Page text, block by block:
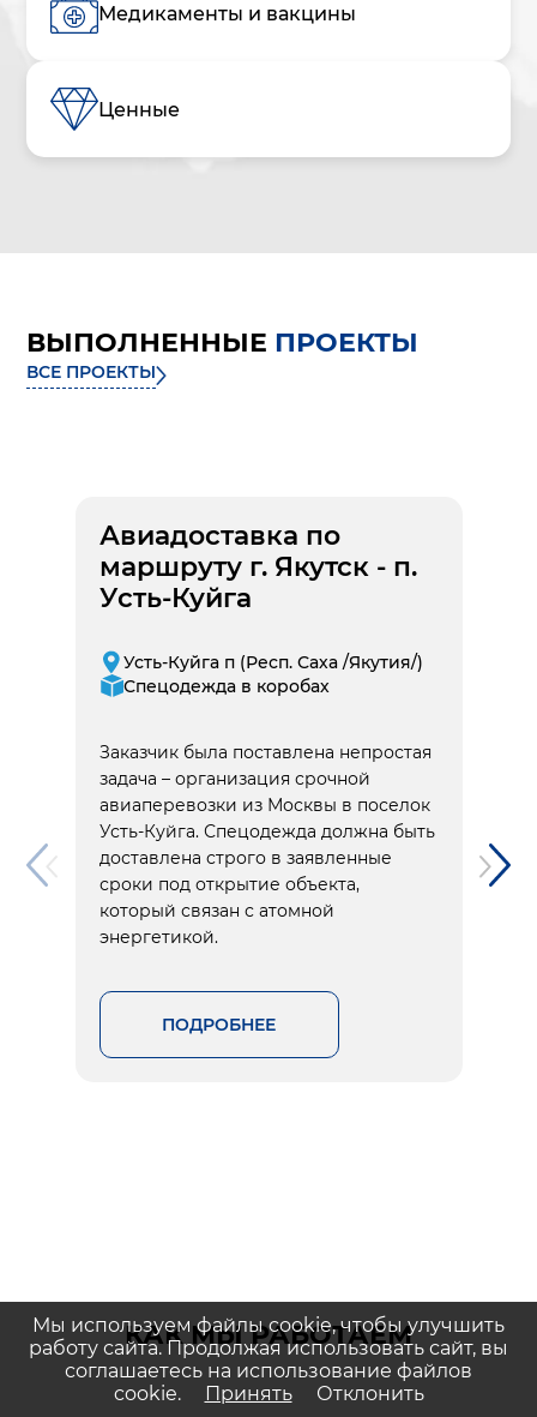
Медикаменты и вакцины
Ценные
ВЫПОЛНЕННЫЕ ПРОЕКТЫ
ВСЕ ПРОЕКТЫ
Авиадоставка по
маршруту г. Якутск - п.
Усть-Куйга
Усть-Куйга п (Респ. Саха /Якутия/)
Спецодежда в коробах
Заказчик была поставлена непростая
задача – организация срочной
авиаперевозки из Москвы в поселок
Усть-Куйга. Спецодежда должна быть
доставлена строго в заявленные
сроки под открытие объекта,
который связан с атомной
энергетикой.
ПОДРОБНЕЕ
КАК МЫ РАБОТАЕМ
Мы используем файлы cookie, чтобы улучшить
работу сайта. Продолжая использовать сайт, вы
соглашаетесь на использование файлов
cookie.
Принять Отклонить